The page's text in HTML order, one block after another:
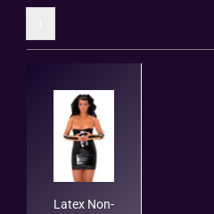
Latex Non­